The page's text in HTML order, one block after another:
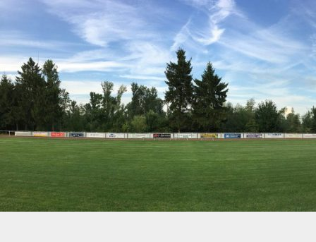
Zu
Inhalten
springen